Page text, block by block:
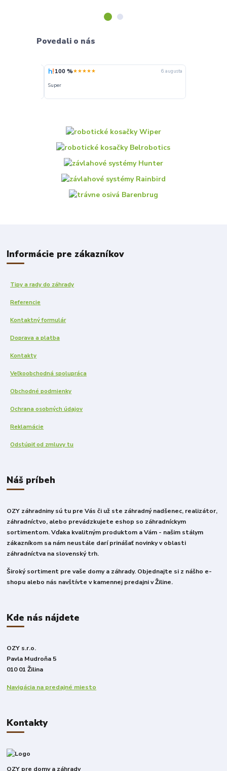
Povedali o nás
100 %★★★★★ 6. augusta
Super
Informácie pre zákazníkov
Tipy a rady do záhrady
Referencie
Kontaktný formulár
Doprava a platba
Kontakty
Veľkoobchodná spolupráca
Obchodné podmienky
Ochrana osobných údajov
Reklamácie
Odstúpiť od zmluvy tu
Náš príbeh
OZY záhradniny sú tu pre Vás či už ste záhradný nadšenec, realizátor,
záhradníctvo, alebo prevádzkujete eshop so záhradníckym
sortimentom. Vďaka kvalitným produktom a Vám - našim stálym
zákazníkom sa nám neustále darí prinášať novinky v oblasti
záhradníctva na slovenský trh.
Široký sortiment pre vaše domy a záhrady. Objednajte si z nášho e-
shopu alebo nás navštívte v kamennej predajni v Žiline.
Kde nás nájdete
OZY s.r.o.
Pavla Mudroňa 5
010 01 Žilina
Navigácia na predajné miesto
Kontakty
OZY pre domy a záhrady